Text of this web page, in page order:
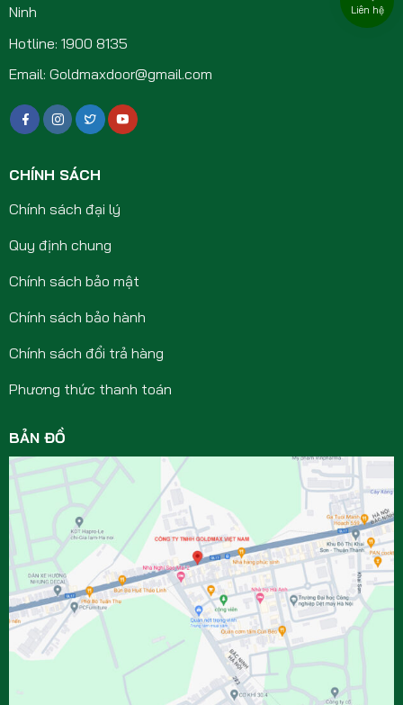
Ninh
Hotline: 1900 8135
Email: Goldmaxdoor@gmail.com
CHÍNH SÁCH
Chính sách đại lý
Quy định chung
Chính sách bảo mật
Chính sách bảo hành
Chính sách đổi trả hàng
Phương thức thanh toán
BẢN ĐỒ
Liên hệ